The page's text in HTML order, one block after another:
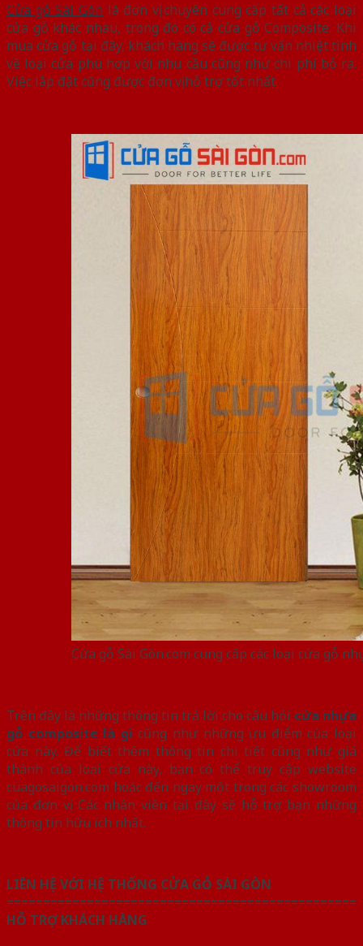
Cửa gỗ Sài Gòn là đơn vị chuyên cung cấp tất cả các loại
cửa gỗ khác nhau, trong đó có cả cửa gỗ Composite. Khi
mua cửa gỗ tại đây, khách hàng sẽ được tư vấn nhiệt tình
về loại cửa phù hợp với nhu cầu cũng như chi phí bỏ ra.
Việc lắp đặt cũng được đơn vị hỗ trợ tốt nhất.
Cửa gỗ Sài Gòn.com cung cấp các loại cửa gỗ
Trên đây là những thông tin trả lời cho câu hỏi cửa nhựa
gỗ composite là gì cũng như những ưu điểm của loại
cửa này. Để biết thêm thông tin chi tiết cũng như giá
thành của loại cửa này, bạn có thể truy cập website
cuagosaigon.com hoặc đến ngay một trong các showroom
của đơn vị. Các nhân viên tại đây sẽ hỗ trợ bạn những
thông tin hữu ích nhất.
LIÊN HỆ VỚI HỆ THỐNG CỬA GỖ SÀI GÒN
================================================
HỖ TRỢ KHÁCH HÀNG